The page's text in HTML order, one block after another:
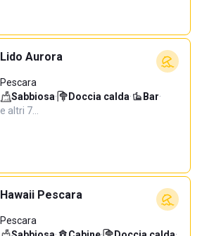
Lido Aurora
Pescara
Sabbiosa· Doccia calda· Bar·
e altri 7…
Hawaii Pescara
Pescara